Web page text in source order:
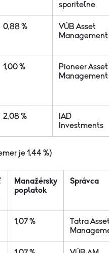
sporiteľne
0,88 %
VÚB Asset
Management
1,00 %
Pioneer Asset
Management
2,08 %
IAD
Investments
je 1,44 %)
Manažérsky
poplatok
Správca
1,07 %
Tatra